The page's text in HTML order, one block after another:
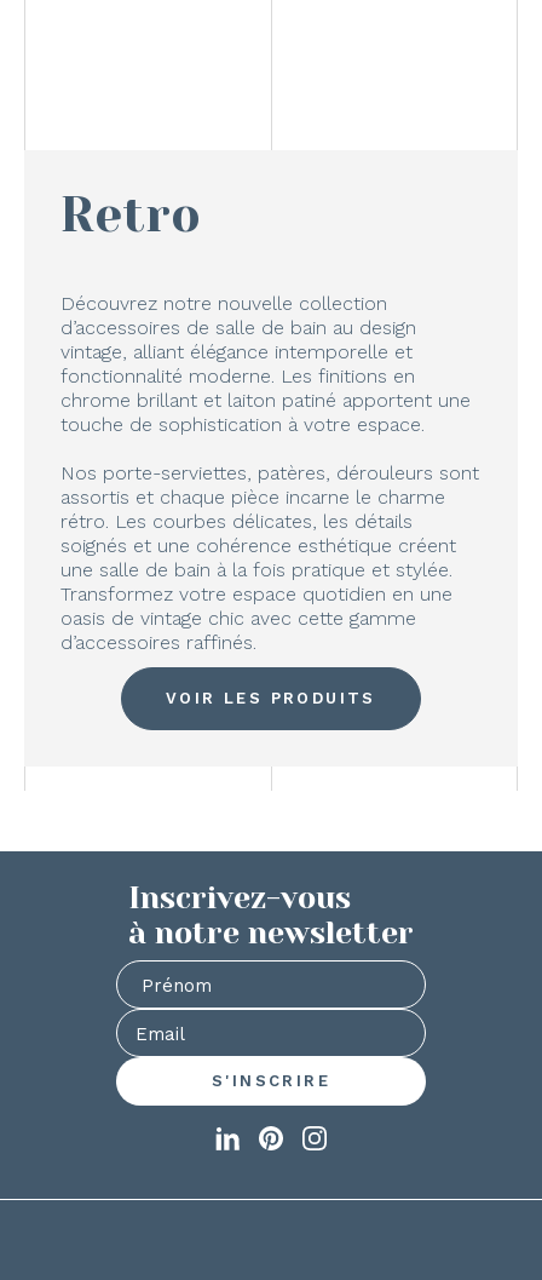
Retro
Découvrez notre nouvelle collection
d’accessoires de salle de bain au design
vintage, alliant élégance intemporelle et
fonctionnalité moderne. Les finitions en
chrome brillant et laiton patiné apportent une
touche de sophistication à votre espace.
Nos porte-serviettes, patères, dérouleurs sont
assortis et chaque pièce incarne le charme
rétro. Les courbes délicates, les détails
soignés et une cohérence esthétique créent
une salle de bain à la fois pratique et stylée.
Transformez votre espace quotidien en une
oasis de vintage chic avec cette gamme
d’accessoires raffinés.
VOIR LES PRODUITS
Inscrivez-vous
à notre newsletter